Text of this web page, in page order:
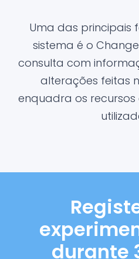
Uma das principais
sistema é o
consulta com
alterações feitas
enquadra os
durante